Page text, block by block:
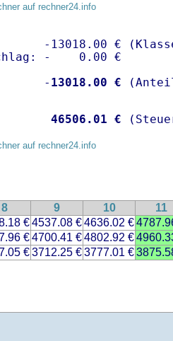
auf rechner24.info
-13018.00 €
-    0.00 €
- 13018.00 €
46506.01 €
auf rechner24.info
8 9 10
11
€4537.08 €4636.02 €
€4700.41 €4802.92 €
€3712.25 €3777.01 €